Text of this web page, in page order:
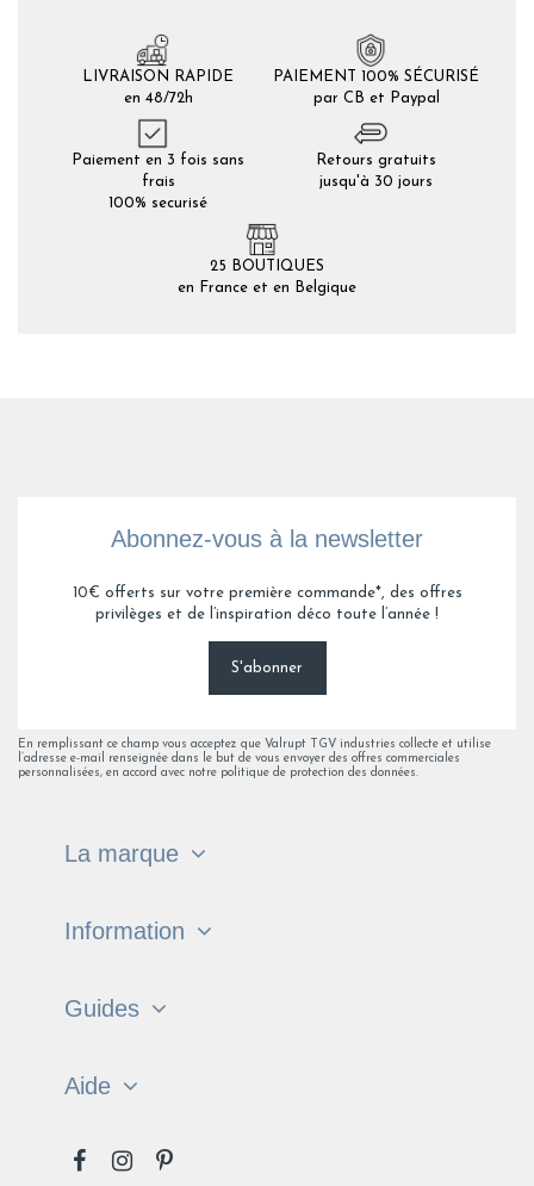
LIVRAISON RAPIDE
en 48/72h
PAIEMENT 100% SÉCURISÉ
par CB et Paypal
Paiement en 3 fois sans
frais
100% securisé
Retours gratuits
jusqu'à 30 jours
25 BOUTIQUES
en France et en Belgique
Abonnez-vous à la newsletter
10€ offerts sur votre première commande*, des offres
privilèges et de l’inspiration déco toute l’année !
S'abonner
En remplissant ce champ vous acceptez que Valrupt TGV industries collecte et utilise
l’adresse e-mail renseignée dans le but de vous envoyer des offres commerciales
personnalisées, en accord avec notre politique de protection des données.
La marque
Information
Guides
Aide